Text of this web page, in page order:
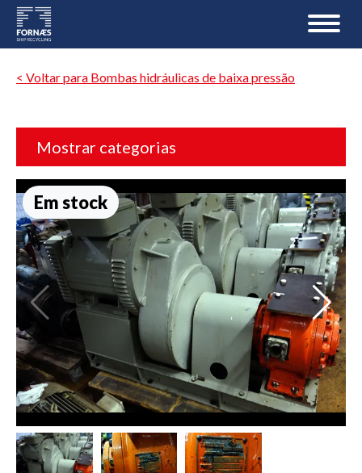
< Voltar para Bombas hidráulicas de baixa pressão
Mostrar categorias
Em stock